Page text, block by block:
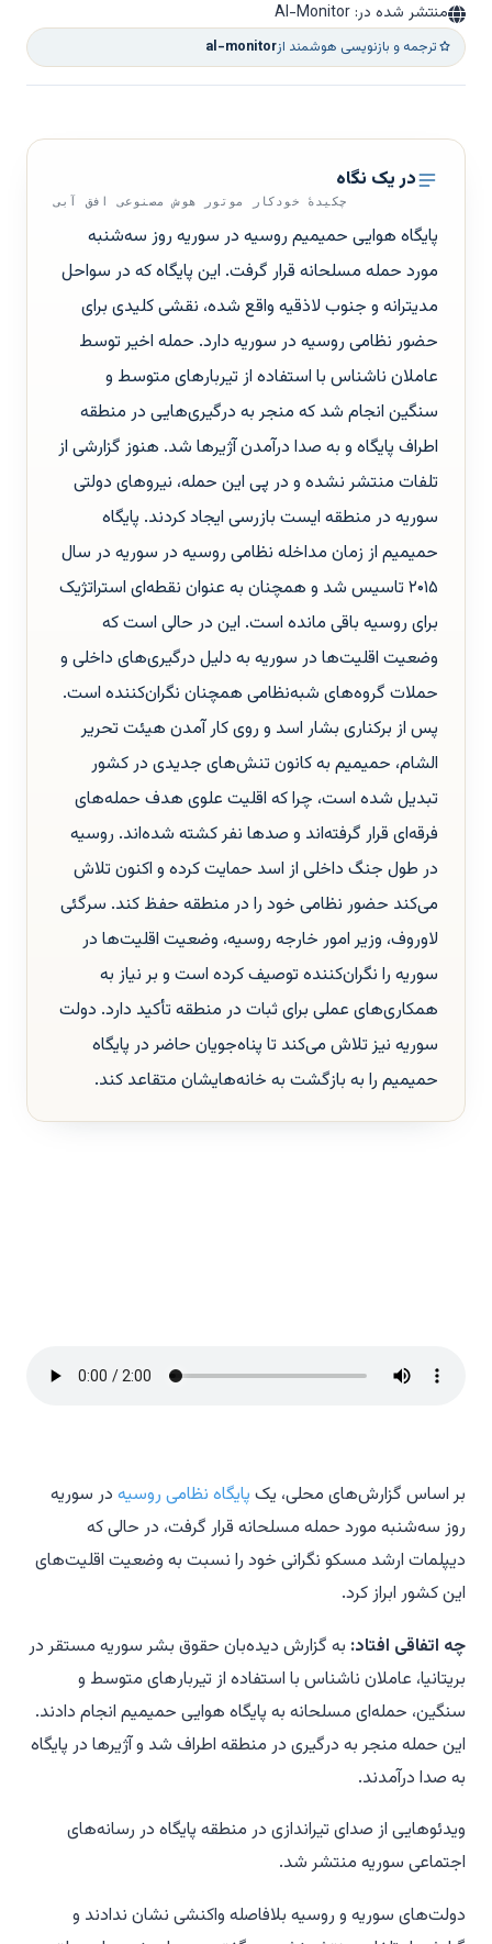
منتشر شده در: Al-Monitor
ترجمه و بازنویسی هوشمند ازal-monitor
در یک نگاه
چکیدهٔ خودکار موتور هوش مصنوعی افق آبی
پایگاه هوایی حمیمیم روسیه در سوریه روز سه‌شنبه
مورد حمله مسلحانه قرار گرفت. این پایگاه که در سواحل
مدیترانه و جنوب لاذقیه واقع شده، نقشی کلیدی برای
حضور نظامی روسیه در سوریه دارد. حمله اخیر توسط
عاملان ناشناس با استفاده از تیربارهای متوسط و
سنگین انجام شد که منجر به درگیری‌هایی در منطقه
اطراف پایگاه و به صدا درآمدن آژیرها شد. هنوز گزارشی از
تلفات منتشر نشده و در پی این حمله، نیروهای دولتی
سوریه در منطقه ایست بازرسی ایجاد کردند. پایگاه
حمیمیم از زمان مداخله نظامی روسیه در سوریه در سال
۲۰۱۵ تاسیس شد و همچنان به عنوان نقطه‌ای استراتژیک
برای روسیه باقی مانده است. این در حالی است که
وضعیت اقلیت‌ها در سوریه به دلیل درگیری‌های داخلی و
حملات گروه‌های شبه‌نظامی همچنان نگران‌کننده است.
پس از برکناری بشار اسد و روی کار آمدن هیئت تحریر
الشام، حمیمیم به کانون تنش‌های جدیدی در کشور
تبدیل شده است، چرا که اقلیت علوی هدف حمله‌های
فرقه‌ای قرار گرفته‌اند و صدها نفر کشته شده‌اند. روسیه
در طول جنگ داخلی از اسد حمایت کرده و اکنون تلاش
می‌کند حضور نظامی خود را در منطقه حفظ کند. سرگئی
لاوروف، وزیر امور خارجه روسیه، وضعیت اقلیت‌ها در
سوریه را نگران‌کننده توصیف کرده است و بر نیاز به
همکاری‌های عملی برای ثبات در منطقه تأکید دارد. دولت
سوریه نیز تلاش می‌کند تا پناه‌جویان حاضر در پایگاه
حمیمیم را به بازگشت به خانه‌هایشان متقاعد کند.
بر اساس گزارش‌های محلی، یک پایگاه نظامی روسیه در سوریه
روز سه‌شنبه مورد حمله مسلحانه قرار گرفت، در حالی که
دیپلمات ارشد مسکو نگرانی خود را نسبت به وضعیت اقلیت‌های
این کشور ابراز کرد.
چه اتفاقی افتاد: به گزارش دیده‌بان حقوق بشر سوریه مستقر در
بریتانیا، عاملان ناشناس با استفاده از تیربار‌های متوسط و
سنگین، حمله‌ای مسلحانه به پایگاه هوایی حمیمیم انجام دادند.
این حمله منجر به درگیری در منطقه اطراف شد و آژیرها در پایگاه
به صدا درآمدند.
ویدئوهایی از صدای تیراندازی در منطقه پایگاه در رسانه‌های
اجتماعی سوریه منتشر شد.
دولت‌های سوریه و روسیه بلافاصله واکنشی نشان ندادند و